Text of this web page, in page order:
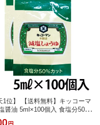
1位】 【送料無料】キッコーマ
醤油 5ml×100個入 食塩分50％
減塩調味料 小分け 塩分控えめ